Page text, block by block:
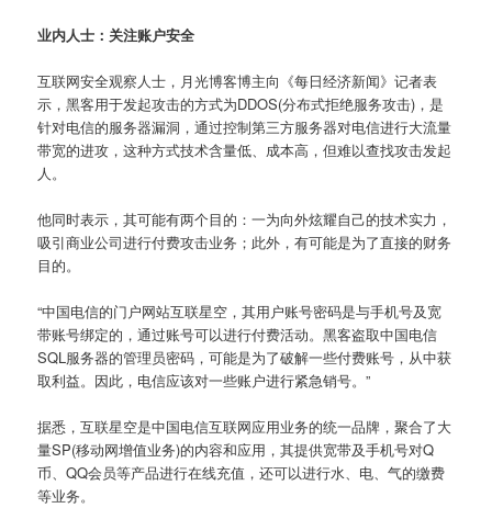
业内人士：关注账户安全
互联网安全观察人士，月光博客博主向《每日经济新闻》记者表
示，黑客用于发起攻击的方式为DDOS(分布式拒绝服务攻击)，是
针对电信的服务器漏洞，通过控制第三方服务器对电信进行大流量
带宽的进攻，这种方式技术含量低、成本高，但难以查找攻击发起
人。
他同时表示，其可能有两个目的：一为向外炫耀自己的技术实力，
吸引商业公司进行付费攻击业务；此外，有可能是为了直接的财务
目的。
“中国电信的门户网站互联星空，其用户账号密码是与手机号及宽
带账号绑定的，通过账号可以进行付费活动。黑客盗取中国电信
SQL服务器的管理员密码，可能是为了破解一些付费账号，从中获
取利益。因此，电信应该对一些账户进行紧急销号。”
据悉，互联星空是中国电信互联网应用业务的统一品牌，聚合了大
量SP(移动网增值业务)的内容和应用，其提供宽带及手机号对Q
币、QQ会员等产品进行在线充值，还可以进行水、电、气的缴费
等业务。